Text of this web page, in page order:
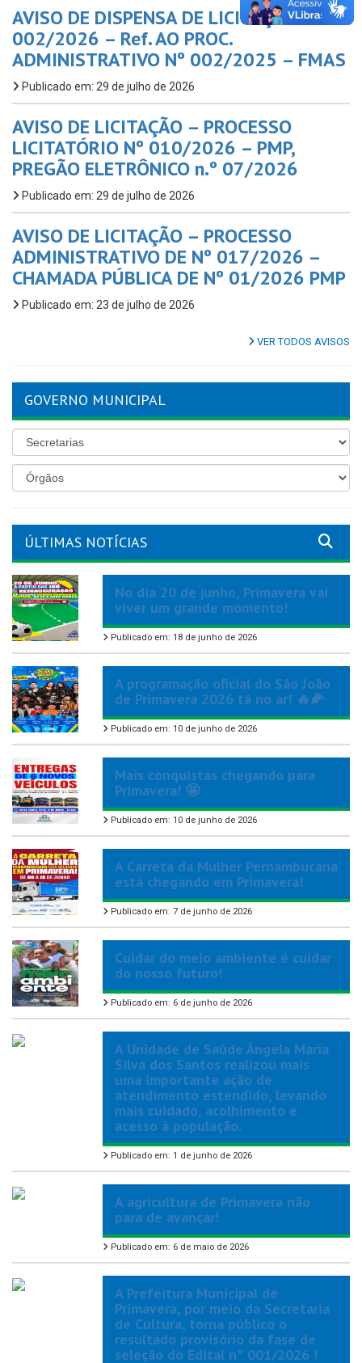
AVISO DE DISPENSA DE LICITAÇÃO Nº
002/2026 – Ref. AO PROC.
ADMINISTRATIVO Nº 002/2025 – FMAS
Publicado em: 29 de julho de 2026
AVISO DE LICITAÇÃO – PROCESSO
LICITATÓRIO Nº 010/2026 – PMP,
PREGÃO ELETRÔNICO n.º 07/2026
Publicado em: 29 de julho de 2026
AVISO DE LICITAÇÃO – PROCESSO
ADMINISTRATIVO DE Nº 017/2026 –
CHAMADA PÚBLICA DE Nº 01/2026 PMP
Publicado em: 23 de julho de 2026
VER TODOS AVISOS
GOVERNO MUNICIPAL
ÚLTIMAS NOTÍCIAS
No dia 20 de junho, Primavera vai
viver um grande momento!
Publicado em: 18 de junho de 2026
A programação oficial do São João
de Primavera 2026 tá no ar! 🔥🌽
Publicado em: 10 de junho de 2026
Mais conquistas chegando para
Primavera! 🤩
Publicado em: 10 de junho de 2026
A Carreta da Mulher Pernambucana
está chegando em Primavera!
Publicado em: 7 de junho de 2026
Cuidar do meio ambiente é cuidar
do nosso futuro!
Publicado em: 6 de junho de 2026
A Unidade de Saúde Ângela Maria
Silva dos Santos realizou mais
uma importante ação de
atendimento estendido, levando
mais cuidado, acolhimento e
acesso à população.
Publicado em: 1 de junho de 2026
A agricultura de Primavera não
para de avançar!
Publicado em: 6 de maio de 2026
A Prefeitura Municipal de
Primavera, por meio da Secretaria
de Cultura, torna público o
resultado provisório da fase de
seleção do Edital nº 001/2026 !